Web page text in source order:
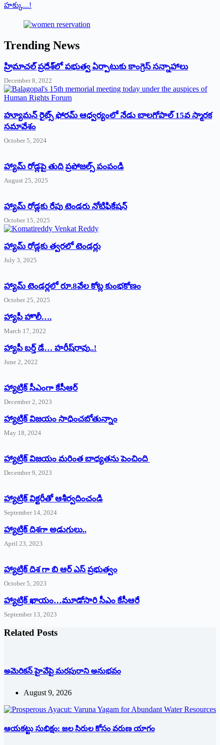
హక్కు...!
Trending News
‌హ్రిమాచల్‌ ‌ప్రదేశ్‌లో పభుత్వ ఏర్పాటుకు కాంగ్రెస్‌ ‌సన్నాహాలు
December 8, 2022
హ్యూమన్‌ రైట్స్‌ ఫోరమ్‌ ఆధ్వర్యంలో నేడు బాలగోపాల్‌ 15వ స్మారక
సమావేశం
October 5, 2024
హ్యామ్‌ రోడ్లపై తుది ప్రపోజల్స్‌ పంపండి
August 25, 2025
హ్యామ్‌ రోడ్లకు రేపు టెండరు నోటిఫికేషన్‌
October 15, 2025
హ్యామ్‌ రోడ్లకు త్వరలో టెండర్లు
July 3, 2025
హ్యామ్‌ ‌టెండర్లలో రూ.8వేల కోట్ల కుంభకోణం
October 25, 2025
హ్యాపీ హొలీ….
March 17, 2022
హ్యాపీ బర్త్ ‌డే… హరీష్‌రావు..!
June 2, 2022
హ్యాట్రిక్‌ ‌సీఎంగా కేసీఆర్‌
December 2, 2023
హ్యాట్రిక్‌ విజయం సాధించబోతున్నాం
May 18, 2024
హ్యాట్రిక్ విజయం మరింత బాధ్యతను పెంచింది
December 9, 2023
హ్యాట్రిక్‌ ‌విక్టరీతో ఆశీర్వదించండి
September 14, 2024
‌హ్యాట్రిక్‌ ‌దిశగా అడుగులు..
April 23, 2023
హ్యాట్రిక్ దిశ గా బి ఆర్ ఎస్ ప్రభుత్వం
October 5, 2023
హ్యాట్రిక్‌ ‌ఖాయం…మూడోసారి సీఎం కేసీఆరే
September 13, 2023
Related Posts
అమెరికన్ హైవేపై మ‌ర‌పురాని అనుభ‌వం
August 9, 2026
ఆయకట్టు సుభిక్షం: జల సిరుల కోసం వరుణ యాగం